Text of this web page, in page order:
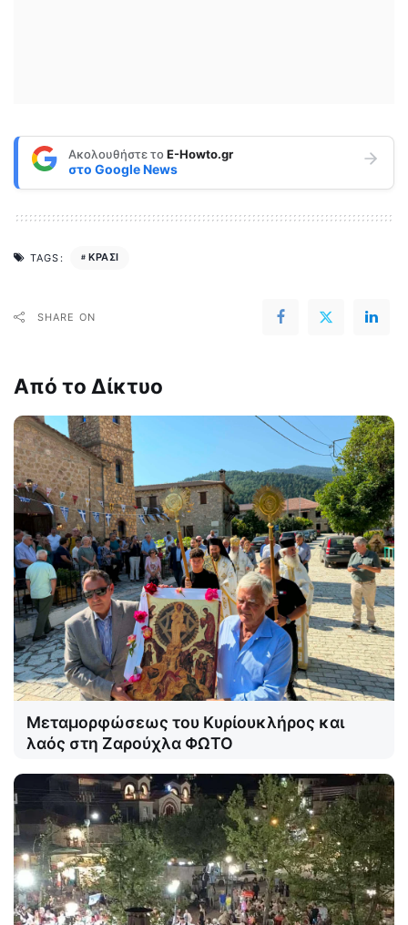
Ακολουθήστε τοE-Howto.gr
στο Google News
TAGS: ΚΡΑΣΙ
SHARE ON
Από το Δίκτυο
Μεταμορφώσεως του Κυρίουκλήρος και
λαός στη Ζαρούχλα ΦΩΤΟ